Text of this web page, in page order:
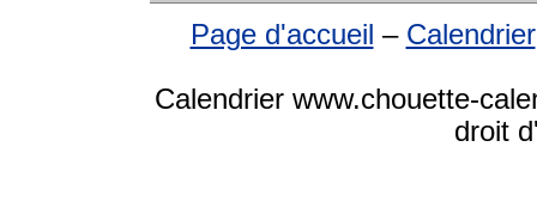
Page d'accueil – Calendrier
Calendrier www.chouette-
droit